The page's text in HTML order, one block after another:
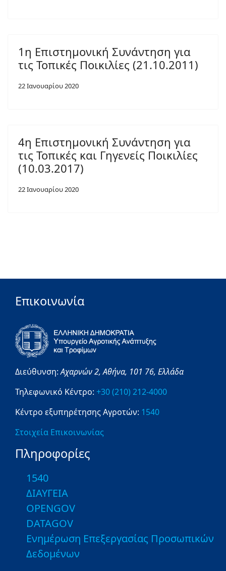
1η Επιστημονική Συνάντηση για
τις Τοπικές Ποικιλίες (21.10.2011)
22 Ιανουαρίου 2020
4η Επιστημονική Συνάντηση για
τις Τοπικές και Γηγενείς Ποικιλίες
(10.03.2017)
22 Ιανουαρίου 2020
Επικοινωνία
Διεύθυνση:Αχαρνών 2,Αθήνα, 101 76, Ελλάδα
Τηλεφωνικό Κέντρο: +30 (210) 212-4000
Κέντρο εξυπηρέτησης Αγροτών: 1540
Στοιχεία Επικοινωνίας
Πληροφορίες
1540
ΔΙΑΥΓΕΙΑ
OPENGOV
DATAGOV
Ενημέρωση Επεξεργασίας Προσωπικών
Δεδομένων